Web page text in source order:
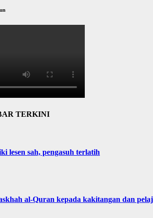
TERKINI
lesen sah, pengasuh terlatih
al-Quran kepada kakitangan dan